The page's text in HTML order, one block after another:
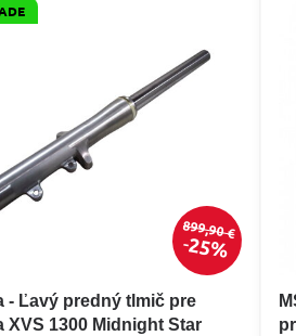
899,90 €
25%
- Ľavý predný tlmič pre
XVS 1300 Midnight Star